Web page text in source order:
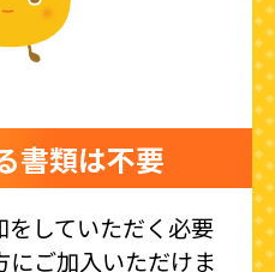
書類は不要
していただく必要
ご加入いただけま